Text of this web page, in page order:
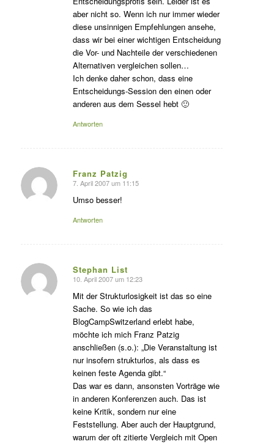
aber nicht so. Wenn ich nur immer wieder
diese unsinnigen Empfehlungen ansehe,
dass wir bei einer wichtigen Entscheidung
die Vor- und Nachteile der verschiedenen
Alternativen vergleichen sollen…
Ich denke daher schon, dass eine
Entscheidungs-Session den einen oder
anderen aus dem Sessel hebt 🙂
Antworten
Franz Patzig
s
agte:
7. April 2007 um 11:15
Umso besser!
Antworten
Stephan List
s
agte:
10. April 2007 um 12:23
Mit der Strukturlosigkeit ist das so eine
Sache. So wie ich das
BlogCampSwitzerland erlebt habe,
möchte ich mich Franz Patzig
anschließen (s.o.): „Die Veranstaltung ist
nur insofern strukturlos, als dass es
keinen feste Agenda gibt.“
Das war es dann, ansonsten Vorträge wie
in anderen Konferenzen auch. Das ist
keine Kritik, sondern nur eine
Feststellung. Aber auch der Hauptgrund,
warum der oft zitierte Vergleich mit Open